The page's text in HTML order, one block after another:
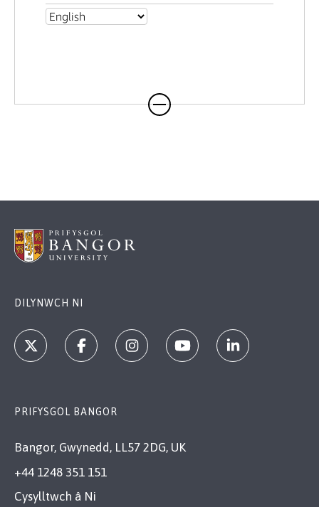
DILYNWCH NI
PRIFYSGOL BANGOR
Bangor, Gwynedd, LL57 2DG, UK
+44 1248 351 151
Cysylltwch â Ni